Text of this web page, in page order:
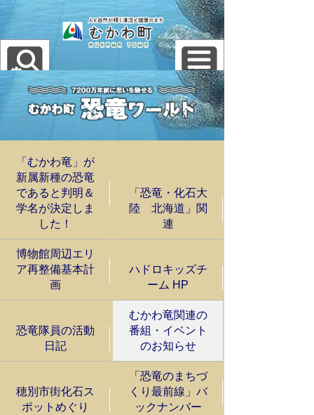
「むかわ竜」が
新属新種の恐竜
であると判明＆
学名が決定しま
した！
「恐竜・化石大
陸 北海道」関
連
博物館周辺エリ
ア再整備基本計
画
ハドロキッズチ
ーム HP
恐竜隊員の活動
日記
むかわ竜関連の
番組・イベント
のお知らせ
穂別市街化石ス
ポットめぐり
「恐竜のまちづ
くり最前線」バ
ックナンバー